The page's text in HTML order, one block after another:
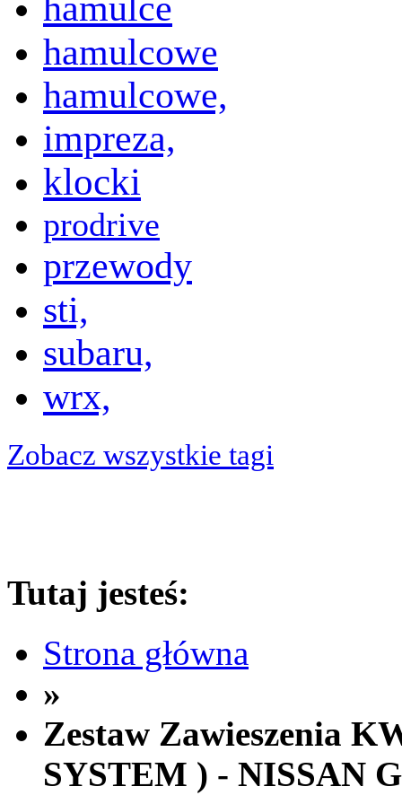
hamulcowe
hamulcowe,
impreza,
klocki
prodrive
przewody
sti,
subaru,
wrx,
Zobacz wszystkie tagi
Tutaj jesteś:
Strona główna
»
Zestaw Zawieszenia
SYSTEM ) - NISSAN